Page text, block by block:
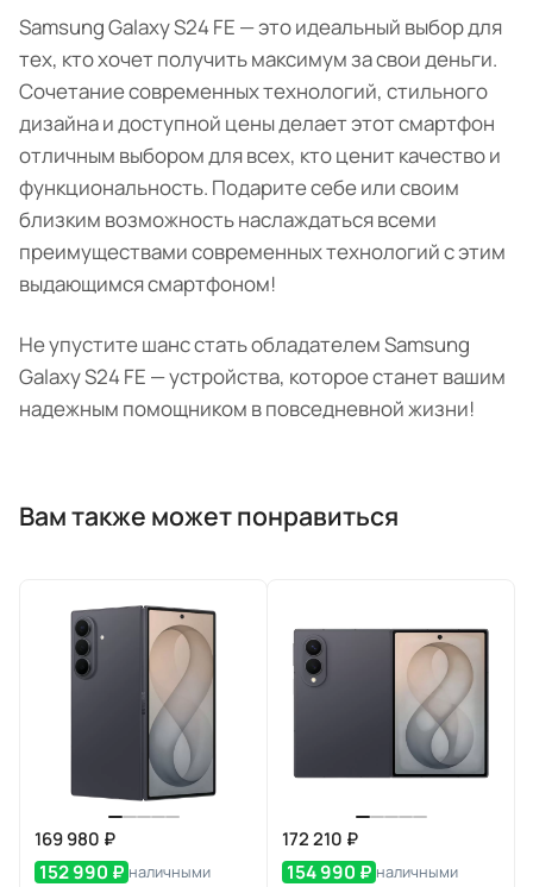
Samsung Galaxy S24 FE — это идеальный выбор для
тех, кто хочет получить максимум за свои деньги.
Сочетание современных технологий, стильного
дизайна и доступной цены делает этот смартфон
отличным выбором для всех, кто ценит качество и
функциональность. Подарите себе или своим
близким возможность наслаждаться всеми
преимуществами современных технологий с этим
выдающимся смартфоном!
Не упустите шанс стать обладателем Samsung
Galaxy S24 FE — устройства, которое станет вашим
надежным помощником в повседневной жизни!
Вам также может понравиться
169 980 ₽
152 990 ₽ наличными
172 210 ₽
154 990 ₽ наличными